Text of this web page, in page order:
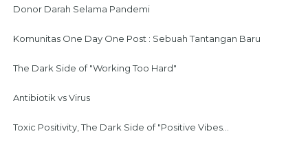
Donor Darah Selama Pandemi
Komunitas One Day One Post : Sebuah Tantangan Baru
The Dark Side of "Working Too Hard"
Antibiotik vs Virus
Toxic Positivity, The Dark Side of "Positive Vibes...